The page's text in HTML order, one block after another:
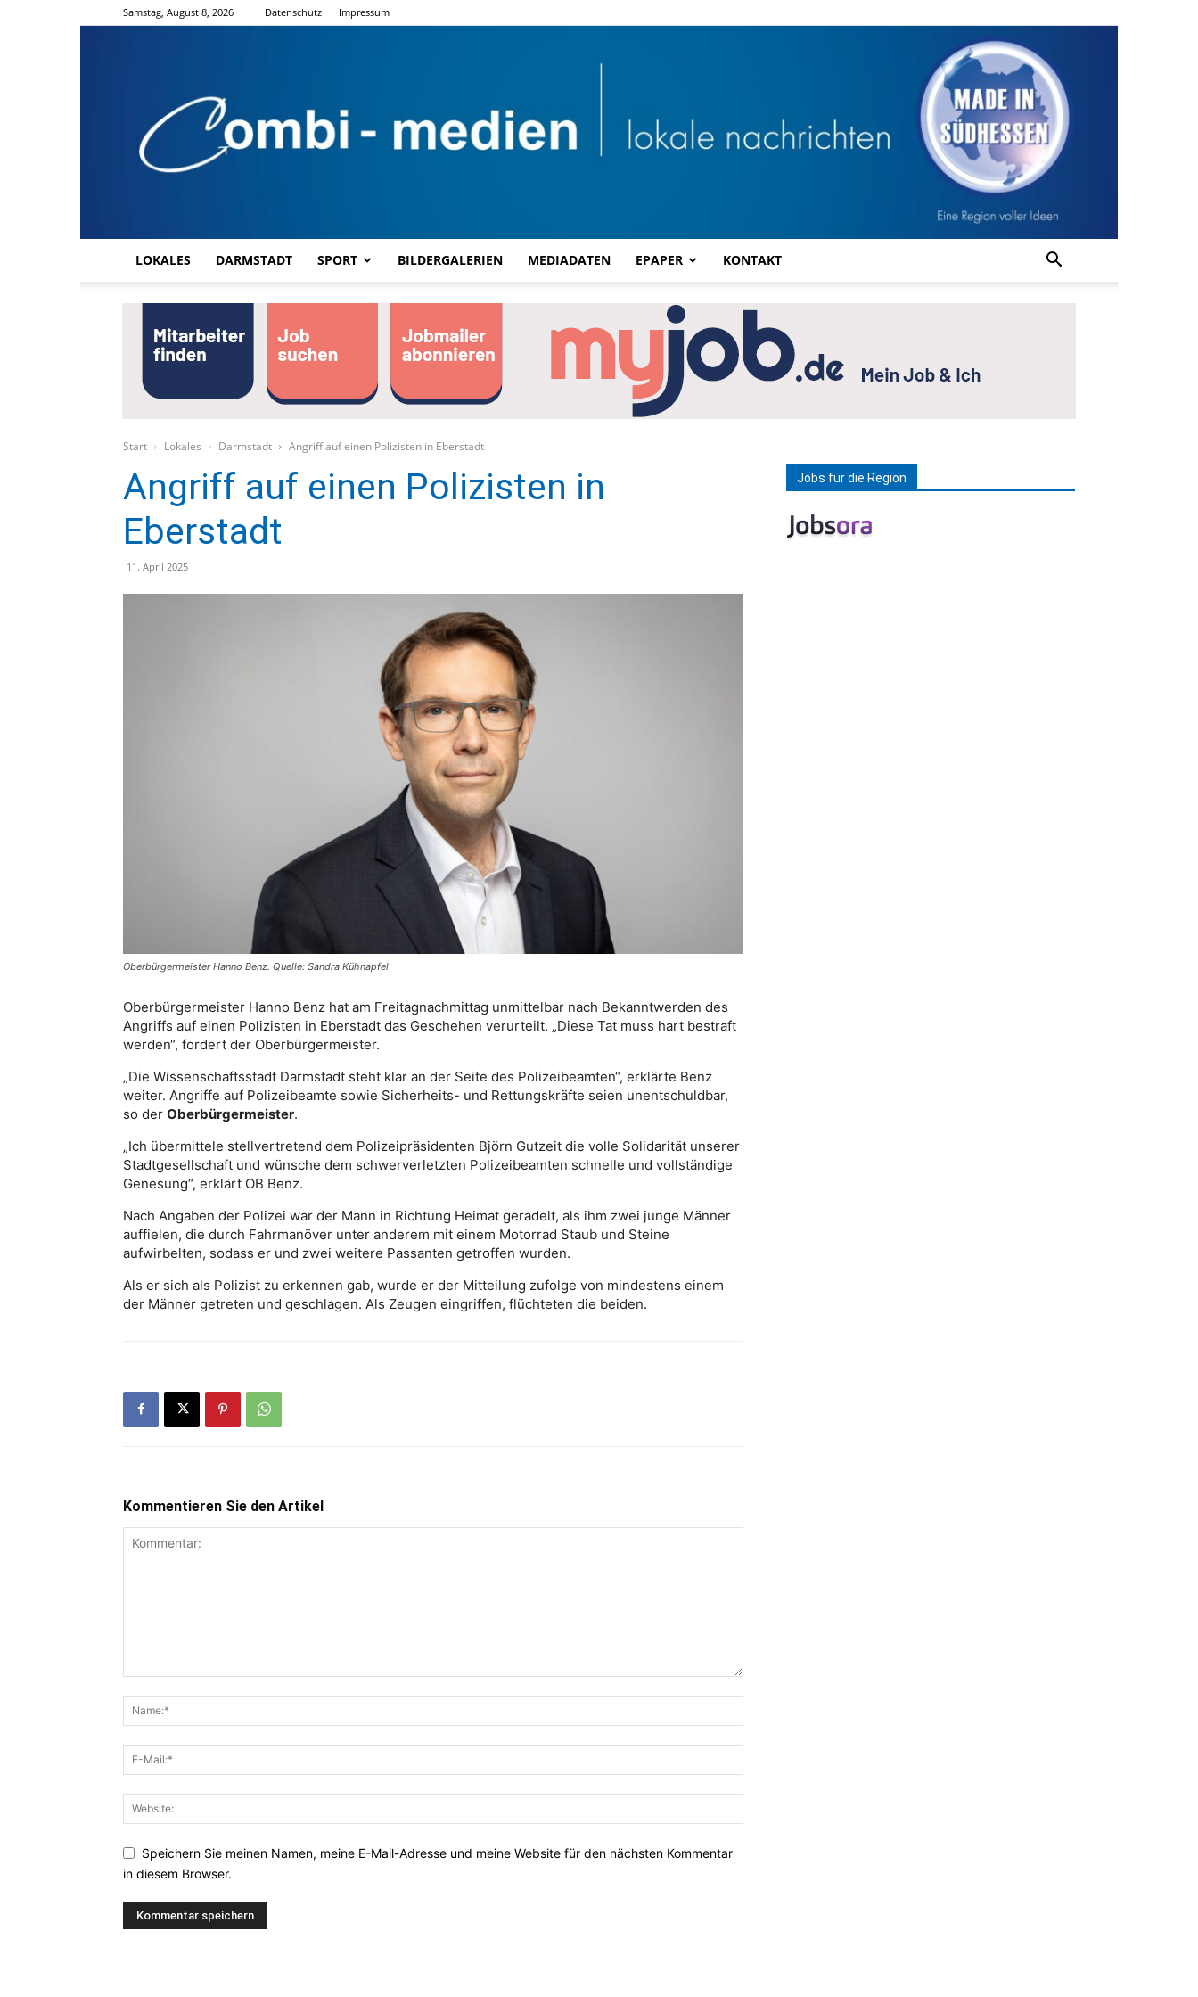
Samstag, August 8, 2026 Datenschutz Impressum
LOKALES DARMSTADT SPORT BILDERGALERIEN MEDIADATEN EPAPER KONTAKT
Start Lokales Darmstadt Angriff auf einen Polizisten in Eberstadt
Angriff auf einen Polizisten in
Eberstadt
11. April 2025
Oberbürgermeister Hanno Benz. Quelle: Sandra Kühnapfel
Oberbürgermeister Hanno Benz hat am Freitagnachmittag unmittelbar nach Bekanntwerden des
Angriffs auf einen Polizisten in Eberstadt das Geschehen verurteilt. „Diese Tat muss hart bestraft
werden“, fordert der Oberbürgermeister.
„Die Wissenschaftsstadt Darmstadt steht klar an der Seite des Polizeibeamten“, erklärte Benz
weiter. Angriffe auf Polizeibeamte sowie Sicherheits- und Rettungskräfte seien unentschuldbar,
so der Oberbürgermeister.
„Ich übermittele stellvertretend dem Polizeipräsidenten Björn Gutzeit die volle Solidarität unserer
Stadtgesellschaft und wünsche dem schwerverletzten Polizeibeamten schnelle und vollständige
Genesung“, erklärt OB Benz.
Nach Angaben der Polizei war der Mann in Richtung Heimat geradelt, als ihm zwei junge Männer
auffielen, die durch Fahrmanöver unter anderem mit einem Motorrad Staub und Steine
aufwirbelten, sodass er und zwei weitere Passanten getroffen wurden.
Als er sich als Polizist zu erkennen gab, wurde er der Mitteilung zufolge von mindestens einem
der Männer getreten und geschlagen. Als Zeugen eingriffen, flüchteten die beiden.
Kommentieren Sie den Artikel
Speichern Sie meinen Namen, meine E-Mail-Adresse und meine Website für den nächsten Kommentar
in diesem Browser.
Jobs für die Region